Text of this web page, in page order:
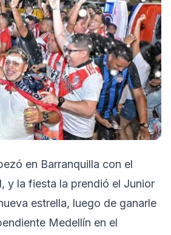
en Barranquilla con el
y la fiesta la prendió el Junior
estrella, luego de ganarle
Medellín en el